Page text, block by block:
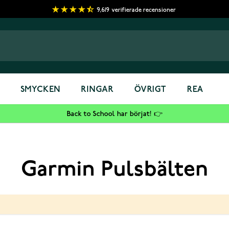
9,619 verifierade recensioner
SMYCKEN RINGAR ÖVRIGT REA
Back to School har börjat! 👉
Garmin Pulsbälten